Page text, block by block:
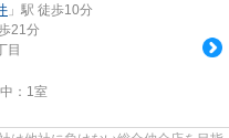
」駅 徒歩10分
21分
目
： 1室